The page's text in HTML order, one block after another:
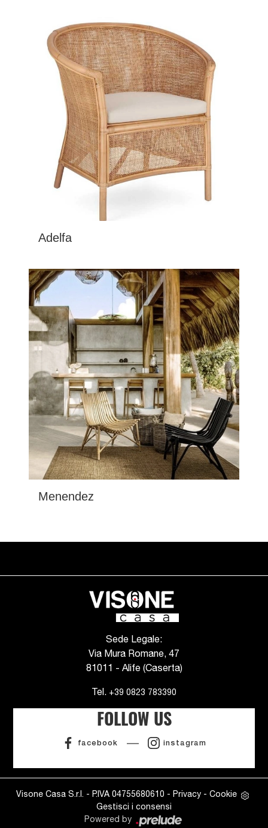
Adelfa
Menendez
Sede Legale:
Via Mura Romane, 47
81011 - Alife (Caserta)
Tel. +39 0823 783390
FOLLOW US
facebook instagram
Visone Casa S.r.l. - P.IVA 04755680610 - Privacy - Cookie
Gestisci i consensi
Powered by